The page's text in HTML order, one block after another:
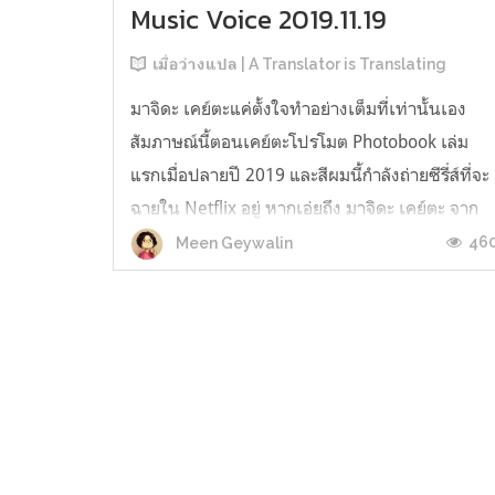
Music Voice 2019.11.19
เมื่อว่างแปล | A Translator is Translating
มาจิดะ เคย์ตะแค่ตั้งใจทำอย่างเต็มที่เท่านั้นเอง
สัมภาษณ์นี้ตอนเคย์ตะโปรโมต Photobook เล่ม
แรกเมื่อปลายปี 2019 และสีผมนี้กำลังถ่ายซีรี่ส์ที่จะ
ฉายใน Netflix อยู่ หากเอ่ยถึง มาจิดะ เคย์ตะ จาก
Gekkidan EXILE แล้ว ในบรรดาเป็นนักแสดงหนุ่ม
ที่มีฝีมือ เขาถือเป็นหนึ่งในนักแสดงฝีมือดีที่น่า
Meen Geywalin